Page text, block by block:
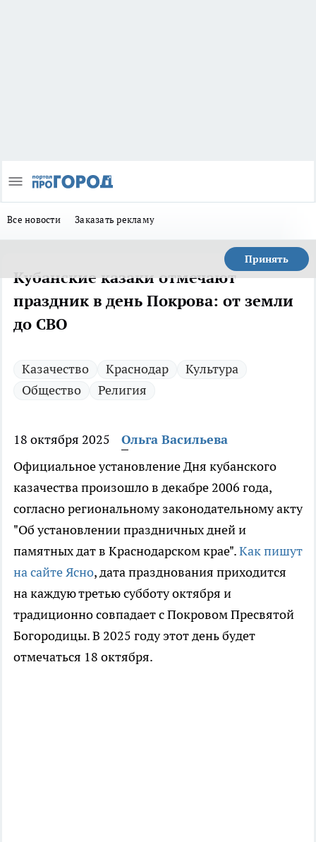
Все новости Заказать рекламу
Принять
Кубанские казаки отмечают
праздник в день Покрова: от земли
до СВО
Казачество Краснодар
Культура
Общество
Религия
18 октября 2025
Ольга Васильева
Официальное установление Дня кубанского
казачества произошло в декабре 2006 года,
согласно региональному законодательному акту
"Об установлении праздничных дней и
памятных дат в Краснодарском крае".Как пишут
на сайте Ясно, дата празднования приходится
на каждую третью субботу октября и
традиционно совпадает с Покровом Пресвятой
Богородицы. В 2025 году этот день будет
отмечаться 18 октября.